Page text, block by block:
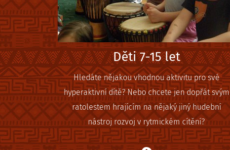
Děti 7-15 let
Hledáte nějakou vhodnou aktivitu pro své
hyperaktivní dítě? Nebo chcete jen dopřát svým
ratolestem hrajícím na nějaký jiný hudební
nástroj rozvoj v rytmickém cítění?